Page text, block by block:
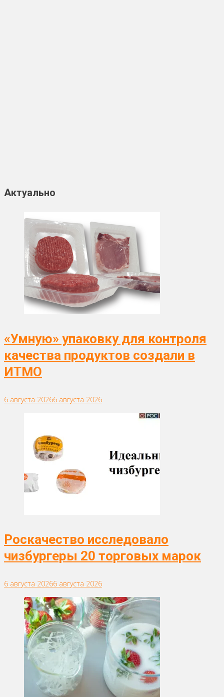
Актуально
«Умную» упаковку для контроля
качества продуктов создали в
ИТМО
6 августа 20266 августа 2026
Роскачество исследовало
чизбургеры 20 торговых марок
6 августа 20266 августа 2026